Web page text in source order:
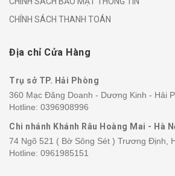
CHÍNH SÁCH THANH TOÁN
Địa chỉ Cửa Hàng
Trụ sở TP. Hải Phòng
360 Mạc Đăng Doanh - Dương Kinh - Hải
Hotline: 0396908996
Chi nhánh Khánh Râu Hoàng Mai - Hà
74 Ngõ 521 ( Bờ Sông Sét ) Trương Định,
Hotline: 0961985151